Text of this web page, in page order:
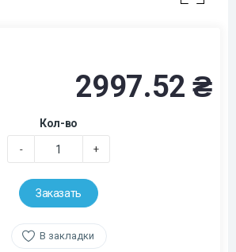
2997.52 ₴
Кол-во
- +
Заказать
В закладки